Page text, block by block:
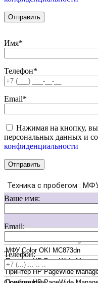
Имя*
Телефон*
Email*
Нажимая на кнопку, вы
персональных данных и
конфиденциальности
Ваше имя:
Email:
Телефон: